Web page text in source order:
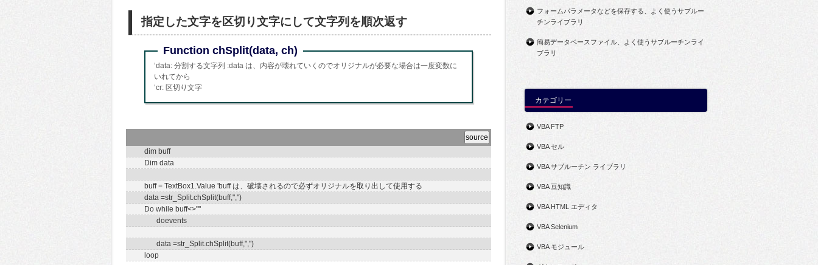
指定した文字を区切り文字にして文字列を順次返す
Function chSplit(data, ch)
‘data: 分割する文字列 :data は、内容が壊れていくのでオリジナルが必要な場合は一度変数に
いれてから
‘cr: 区切り文字
dim buff
Dim data
buff = TextBox1.Value 'buff は、破壊されるので必ずオリジナルを取り出して使用する
data =str_Split.chSplit(buff,",")
Do while buff<>""
doevents
data =str_Split.chSplit(buff,",")
loop
フォームパラメータなどを保存する、よく使うサブルー
チンライブラリ
簡易データベースファイル、よく使うサブルーチンライ
ブラリ
カテゴリー
VBA FTP
VBA セル
VBA サブルーチン ライブラリ
VBA 豆知識
VBA HTML エディタ
VBA Selenium
VBA モジュール